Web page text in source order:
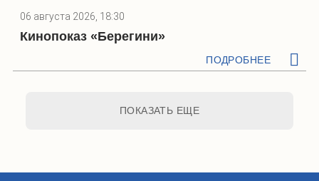
06 августа 2026, 18:30
Кинопоказ «Берегини»
ПОДРОБНЕЕ
ПОКАЗАТЬ ЕЩЕ